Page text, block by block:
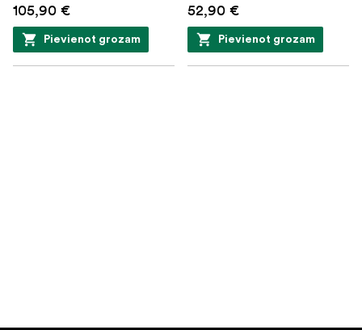
105,90 €
Pievienot grozam
52,90 €
Pievienot grozam